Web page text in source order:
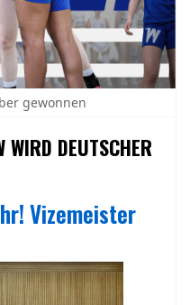
gewonnen
WIRD DEUTSCHER
Vizemeister